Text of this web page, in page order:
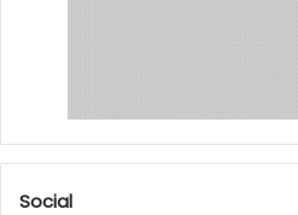
Social